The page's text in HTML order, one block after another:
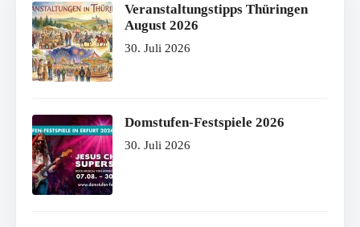
Veranstaltungstipps Thüringen
August 2026
30. Juli 2026
Domstufen-Festspiele 2026
30. Juli 2026